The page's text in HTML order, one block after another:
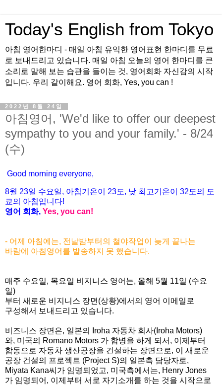
Today's English from Tokyo
아침 영어한마디 - 매일 아침 유익한 영어표현 한마디를 무료
로 보내드리고 있습니다. 매일 아침 오늘의 영어 한마디를 큰
소리로 말해 보는 습관을 들이는 것, 영어회화 자신감의 시작
입니다. 우리 같이해요. 영어 회화, Yes, you can !
2022년 8월 24일
아침영어, 'We'd like to offer our deepest
sympathy to you and your family.' - 8/24
(수)
Good morning everyone,
8월 23일 수요일, 아침기온이 23도, 낮 최고기온이
32도의 도
쿄의 아침입니다!
영어 회화, Yes, you can!
- 어제 아침에는, 전날밤부터의 철야작업이 늦게 끝나는
바람에 아침영어를 발송하지 못 했습니다.
매주 수요일, 목요일 비지니스 영어는, 올해 5월 11일 (수요
일)
부터 새로운 비지니스 장면(상황)에서의 영어 이메일로
구성해서 보내드리고 있습니다.
비즈니스 장면은, 일본의 Iroha 자동차 회사(Iroha Motors)
와, 미국의 Romano Motors 가 합병을 하게 되서, 이제부터
합동으로 자동차 생산공장을 건설하는 장면으로, 이 새로운
공장 건설의 프로젝트 (Project S)의 일본측 담당자로,
Miyata Kana씨가 임명되었고, 미국측에서는, Henry Jones
가 임명되어, 이제부터 서로 자기소개를 하는 것을 시작으로